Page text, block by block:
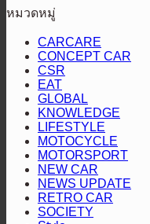
ปี
หลัง
ชู
กลยุทธ์
การ
เป็น
REEV
Pioneer
ใน
ตลาด
หมวดหมู่
CARCARE
CONCEPT CAR
CSR
EAT
GLOBAL
KNOWLEDGE
LIFESTYLE
MOTOCYCLE
MOTORSPORT
NEW CAR
NEWS UPDATE
RETRO CAR
SOCIETY